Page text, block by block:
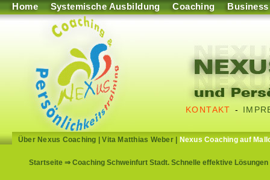
Home Systemische Ausbildung Coaching Business
KONTAKT -
Über Nexus Coaching |Vita Matthias Weber| Nexus Coaching auf
Startseite ⇒ Coaching Schweinfurt Stadt. Schnelle effektive